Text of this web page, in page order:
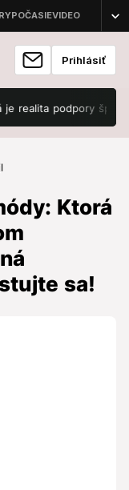
Prihlásiť
podpory športovcov
Ktorá
sa!
Ktorá
krokodíla a